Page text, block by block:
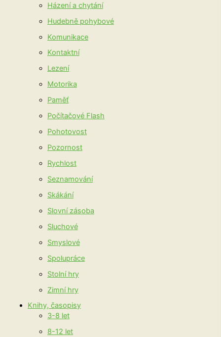
Házení a chytání
Hudebně pohybové
Komunikace
Kontaktní
Lezení
Motorika
Paměť
Počítačové Flash
Pohotovost
Pozornost
Rychlost
Seznamování
Skákání
Slovní zásoba
Sluchové
Smyslové
Spolupráce
Stolní hry
Zimní hry
Knihy, časopisy
3-8 let
8-12 let